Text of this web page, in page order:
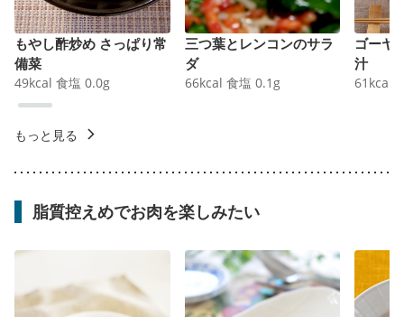
もやし酢炒め さっぱり常
備菜
49kcal 食塩 0.0g
三つ葉とレンコンのサラ
ダ
66kcal 食塩 0.1 g
ゴーヤ
汁
61 kcal
もっと見る
脂質控えめでお肉を楽しみたい